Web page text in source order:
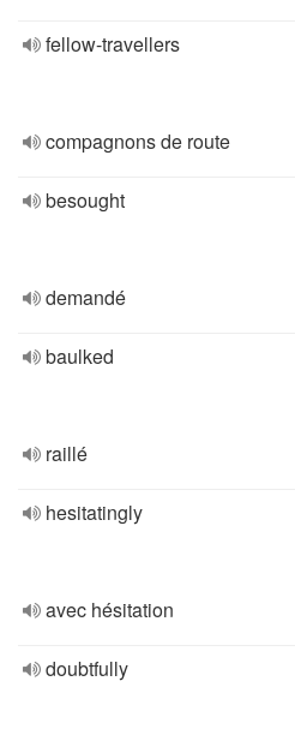
fellow-travellers
compagnons de route
besought
demandé
baulked
raillé
hesitatingly
avec hésitation
doubtfully